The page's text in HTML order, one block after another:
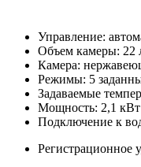
Управление:
Объем камеры: 22
Камера:
Режимы: 5
Задаваемые
Мощность: 2,1 кВт
Подключение к
Регистрационное